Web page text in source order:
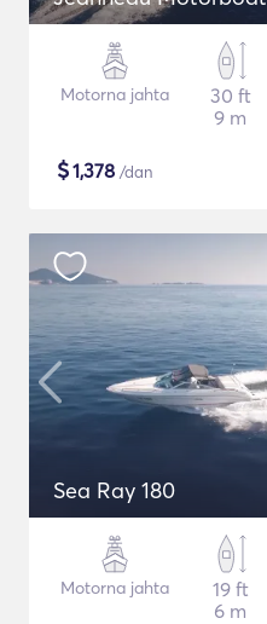
Motorna jahta
30 ft
9 m
$1,378 /dan
Sea Ray 180
Motorna jahta
19 ft
6 m